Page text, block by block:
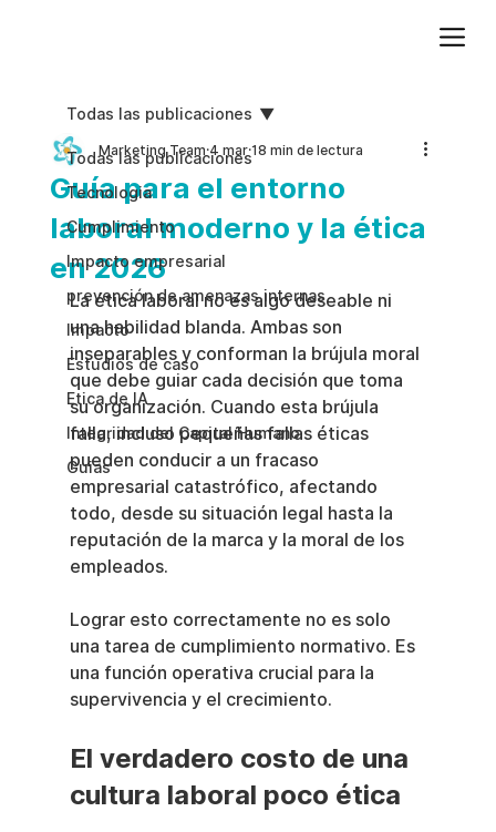
Todas las publicaciones
Tecnologia
Cumplimiento
Impacto empresarial
prevención de amenazas internas
Impacto
Estudios de caso
Etica de IA
Integridad del Capital Humano
Guias
Todas las publicaciones
Guía para el entorno
laboral moderno y la ética
en 2026
Marketing Team 4 mar 18 min de lectura
La ética laboral no es algo deseable ni
una habilidad blanda. Ambas son
inseparables y conforman la brújula moral
que debe guiar cada decisión que toma
su organización. Cuando esta brújula
falla, incluso pequeñas fallas éticas
pueden conducir a un fracaso
empresarial catastrófico, afectando
todo, desde su situación legal hasta la
reputación de la marca y la moral de los
empleados.
Lograr esto correctamente no es solo
una tarea de cumplimiento normativo. Es
una función operativa crucial para la
supervivencia y el crecimiento.
El verdadero costo de una
cultura laboral poco ética